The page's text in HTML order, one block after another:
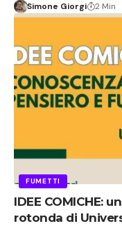
Simone Giorgi 2 Min
FUMETTI
IDEE COMICHE:
rotonda di